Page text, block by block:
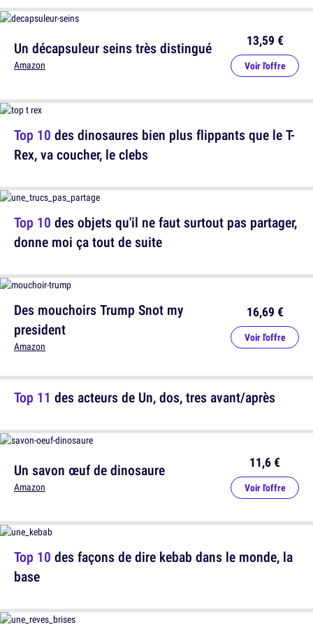
Un décapsuleur seins très distingué
Amazon
13,59 €
Voir l'offre
Top 10 des objets qu'il ne faut surtout pas partager,
donne moi ça tout de suite
Top 11 des acteurs de Un, dos, tres avant/après
Top 10 des façons de dire kebab dans le monde, la
base
Top 10 des dinosaures bien plus flippants que le T-
Rex, va coucher, le clebs
Des mouchoirs Trump Snot my
president
Amazon
16,69 €
Voir l'offre
Un savon œuf de dinosaure
Amazon
11,6 €
Voir l'offre